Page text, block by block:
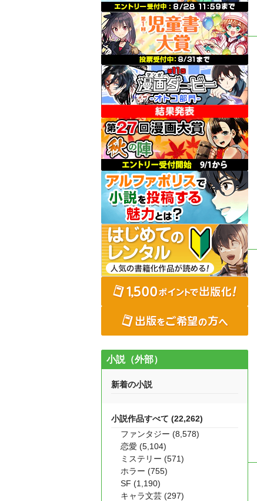
小説（外部）
新着の小説
小説作品すべて (22,262)
ファンタジー (8,578)
恋愛 (5,104)
ミステリー (571)
ホラー (755)
SF (1,190)
キャラ文芸 (297)